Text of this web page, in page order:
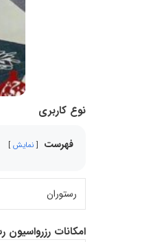
نوع کاربری
فهرست نمایش
رستوران
امکانات رزرواسیون